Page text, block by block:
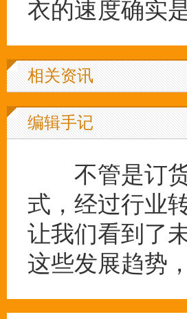
衣的速度确实
相关资讯
编辑手记
不管是订货
式，经过行业
让我们看到了
这些发展趋势